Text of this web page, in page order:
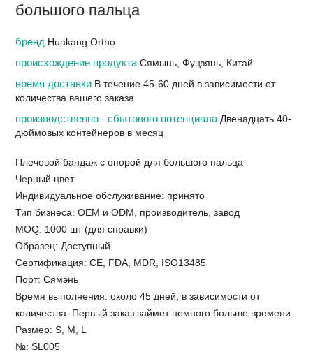
большого пальца
бренд Huakang Ortho
происхождение продуктаСямынь, Фуцзянь, Китай
время доставки В течение 45-60 дней в зависимости от
количества вашего заказа
производственно - сбытового потенциала Двенадцать 40-
дюймовых контейнеров в месяц
Плечевой бандаж с опорой для большого пальца
Черный цвет
Индивидуальное обслуживание: принято
Тип бизнеса: OEM и ODM, производитель, завод
MOQ: 1000 шт (для справки)
Образец: Доступный
Сертификация: CE, FDA, MDR, ISO13485
Порт: Сямэнь
Время выполнения: около 45 дней, в зависимости от
количества. Первый заказ займет немного больше времени
Размер: S, M, L
№: SL005